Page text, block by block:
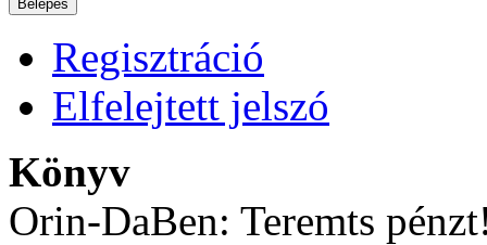
Regisztráció
Elfelejtett jelszó
Könyv
Orin-DaBen: Teremts